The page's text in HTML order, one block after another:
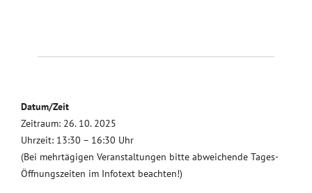
Datum/Zeit
Zeitraum: 26. 10. 2025
Uhrzeit: 13:30 – 16:30 Uhr
(Bei mehrtägigen Veranstaltungen bitte abweichende Tages-
Öffnungszeiten im Infotext beachten!)